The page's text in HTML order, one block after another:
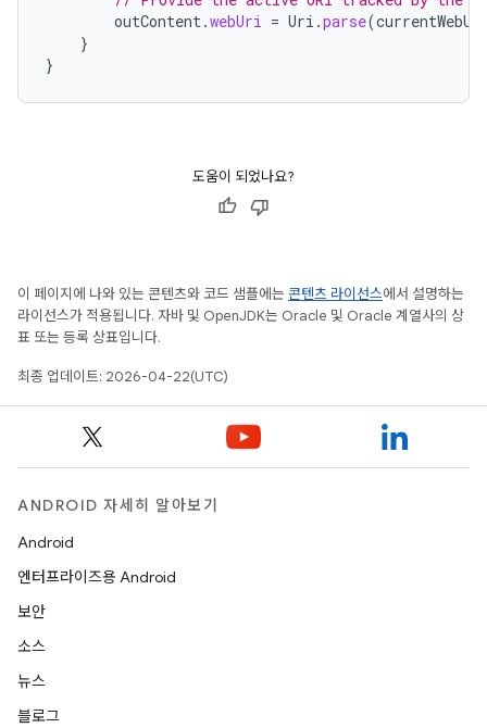
outContent .webUri = Uri .parse(
}
}
도움이 되었나요?
이 페이지에 나와 있는 콘텐츠와 코드 샘플에는 콘텐츠 라이선스에서 설명하는
라이선스가 적용됩니다. 자바 및 OpenJDK는 Oracle 및 Oracle 계열사의 상
표 또는 등록 상표입니다.
최종 업데이트: 2026-04-22(UTC)
ANDROID 자세히 알아보기
Android
엔터프라이즈용 Android
보안
소스
뉴스
블로그